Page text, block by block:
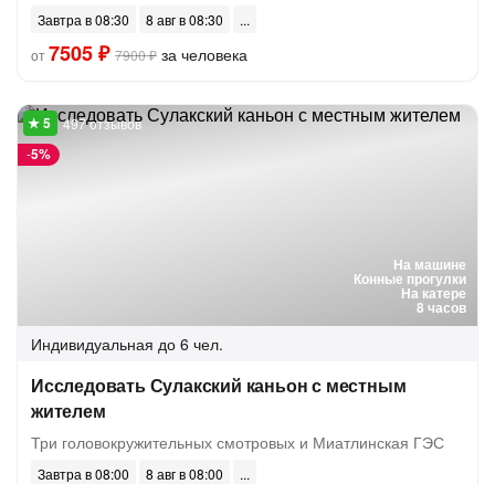
Завтра в 08:30
8 авг в 08:30
от7505 ₽ 7900 ₽ за человека
На машине
Конные прогулки
На катере
8 часов
-5%
497 отзывов
Индивидуальная до 6 чел.
Исследовать Сулакский каньон с местным
жителем
Три головокружительных смотровых и Миатлинская ГЭС
Завтра в 08:00
8 авг в 08:00